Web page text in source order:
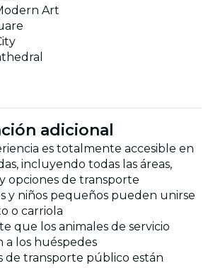
Art
adicional
es totalmente accesible en
incluyendo todas las áreas,
opciones de transporte
y niños pequeños pueden unirse
o carriola
que los animales de servicio
a los huéspedes
de transporte público están